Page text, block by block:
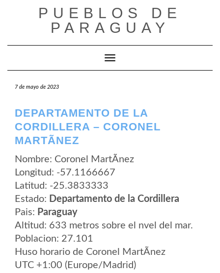
PUEBLOS DE
PARAGUAY
Cambiar modo de navegación
7 de mayo de 2023
DEPARTAMENTO DE LA
CORDILLERA – CORONEL
MARTÃ­NEZ
Nombre: Coronel MartÃ­nez
Longitud: -57.1166667
Latitud: -25.3833333
Estado: Departamento de la Cordillera
Pais: Paraguay
Altitud: 633 metros sobre el nvel del mar.
Poblacion: 27.101
Huso horario de Coronel MartÃ­nez
UTC +1:00 (Europe/Madrid)